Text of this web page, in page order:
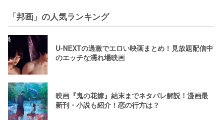
「邦画」の人気ランキング
U-NEXTの過激でエロい映画まとめ！見放題配信中
のエッチな濡れ場映画
映画『鬼の花嫁』結末までネタバレ解説！漫画最
新刊・小説も紹介！恋の行方は？